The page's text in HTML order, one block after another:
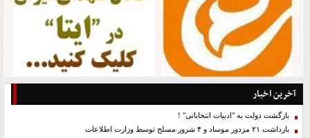
آخرین اخبار
بازگشت دولت به "ادبیات انتخاباتی" !
بازداشت ۲۱ مزدور موساد و ۴ شرور مسلح توسط وزارت اطلاعات